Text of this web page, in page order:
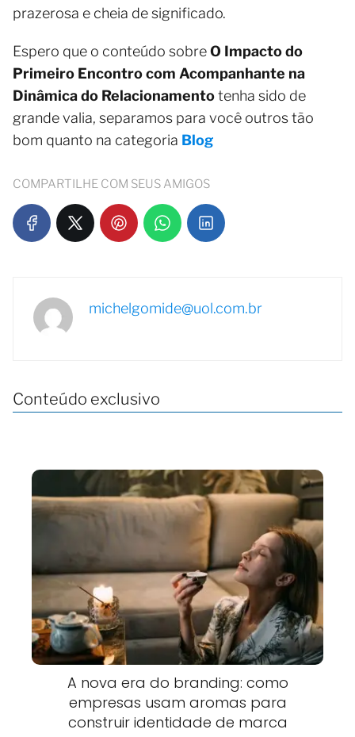
prazerosa e cheia de significado.
Espero que o conteúdo sobreO Impacto do
Primeiro Encontro com Acompanhante na
Dinâmica do Relacionamentotenha sido de
grande valia, separamos para você outros tão
bom quanto na categoria Blog
COMPARTILHE COM SEUS AMIGOS
michelgomide@uol.com.br
Conteúdo exclusivo
A nova era do branding: como
empresas usam aromas para
construir identidade de marca